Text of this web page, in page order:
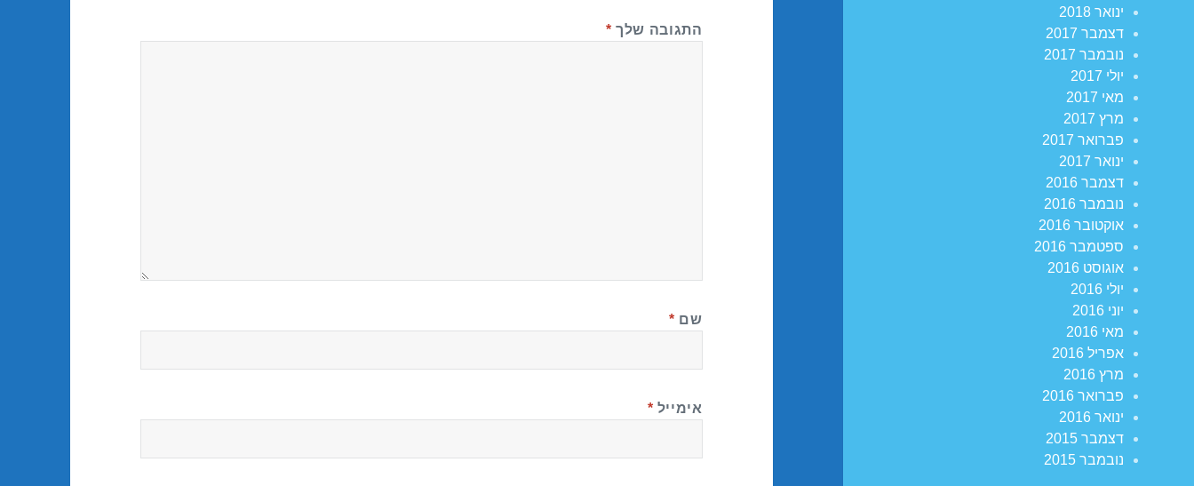
ינואר 2018
דצמבר 2017
נובמבר 2017
יולי 2017
מאי 2017
מרץ 2017
פברואר 2017
ינואר 2017
דצמבר 2016
נובמבר 2016
אוקטובר 2016
ספטמבר 2016
אוגוסט 2016
יולי 2016
יוני 2016
מאי 2016
אפריל 2016
מרץ 2016
פברואר 2016
ינואר 2016
דצמבר 2015
נובמבר 2015
התגובה שלך *
שם *
אימייל *